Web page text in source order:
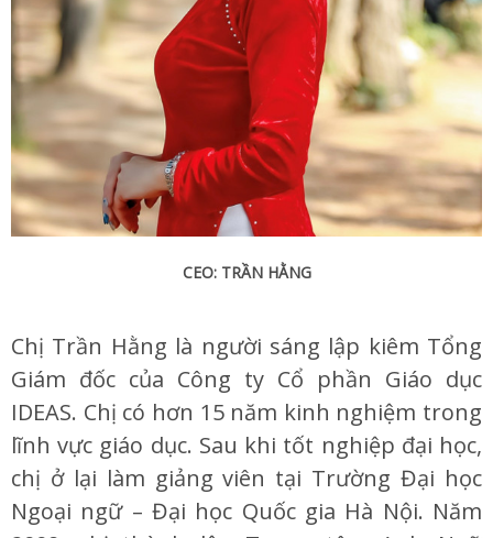
CEO: TRẦN HẰNG
Chị Trần Hằng là người sáng lập kiêm Tổng
Giám đốc của Công ty Cổ phần Giáo dục
IDEAS. Chị có hơn 15 năm kinh nghiệm trong
lĩnh vực giáo dục. Sau khi tốt nghiệp đại học,
chị ở lại làm giảng viên tại Trường Đại học
Ngoại ngữ – Đại học Quốc gia Hà Nội. Năm